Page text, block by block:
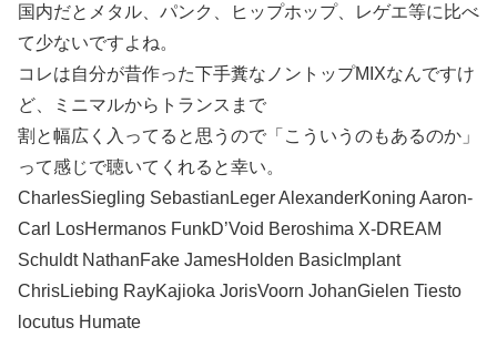
国内だとメタル、パンク、ヒップホップ、レゲエ等に比べ
て少ないですよね。
コレは自分が昔作った下手糞なノントップMIXなんですけ
ど、ミニマルからトランスまで
割と幅広く入ってると思うので「こういうのもあるのか」
って感じで聴いてくれると幸い。
CharlesSiegling SebastianLeger AlexanderKoning Aaron-
Carl LosHermanos FunkD’Void Beroshima X-DREAM
Schuldt NathanFake JamesHolden BasicImplant
ChrisLiebing RayKajioka JorisVoorn JohanGielen Tiesto
locutus Humate